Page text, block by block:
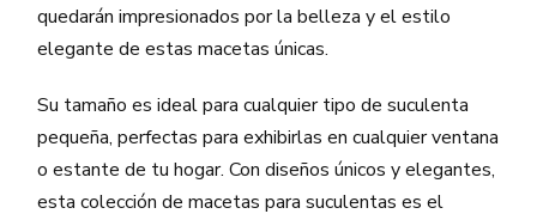
quedarán impresionados por la belleza y el estilo
elegante de estas macetas únicas.
Su tamaño es ideal para cualquier tipo de suculenta
pequeña, perfectas para exhibirlas en cualquier ventana
o estante de tu hogar. Con diseños únicos y elegantes,
esta colección de macetas para suculentas es el